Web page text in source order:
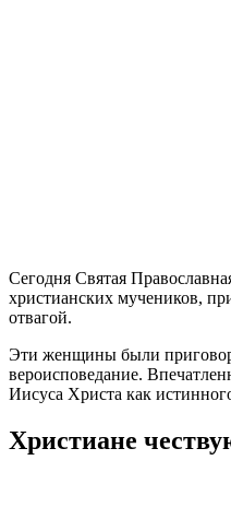
Сегодня Святая
христианских мучеников,
отвагой.
Эти женщины были
вероисповедание.
Иисуса Христа как
Христиане